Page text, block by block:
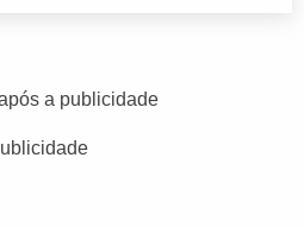
a publicidade